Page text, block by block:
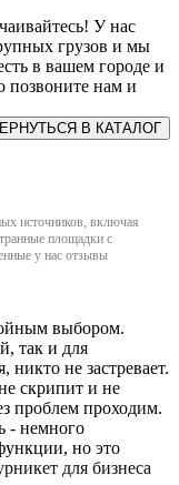
У нас
грузов и мы
в вашем городе и
позвоните нам и
источников, включая
площадки с
у нас отзывы
выбором.
так и для
не застревает.
скрипит и не
проблем проходим.
- немного
но это
для бизнеса